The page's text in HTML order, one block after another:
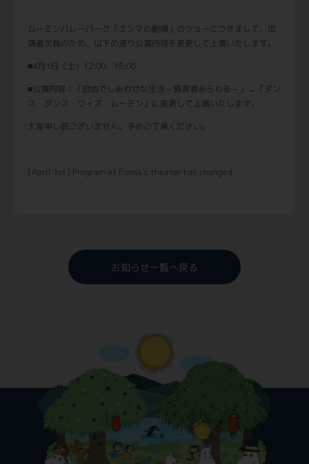
ムーミンバレーパーク「エンマの劇場」のショーにつきまして、出
演者欠員のため、以下の通り公演内容を変更して上演いたします。
■4月1日（土）12:00、15:00
■公演内容：「自由でしあわせな生活～ 預言者あらわる～
」→「ダン
ス・ダンス・ウィズ・ムーミン」に変更して上演いたします。
大変申し訳ございません。予めご了承ください。
[April 1st] Program at Emma’s theater has changed.
お知らせ一覧へ戻る